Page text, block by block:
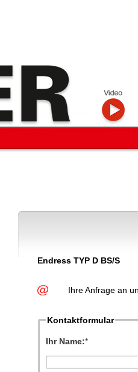
Endress TYP D BS/S
Ihre Anfrage an
Kontaktformular
Ihr Name:*